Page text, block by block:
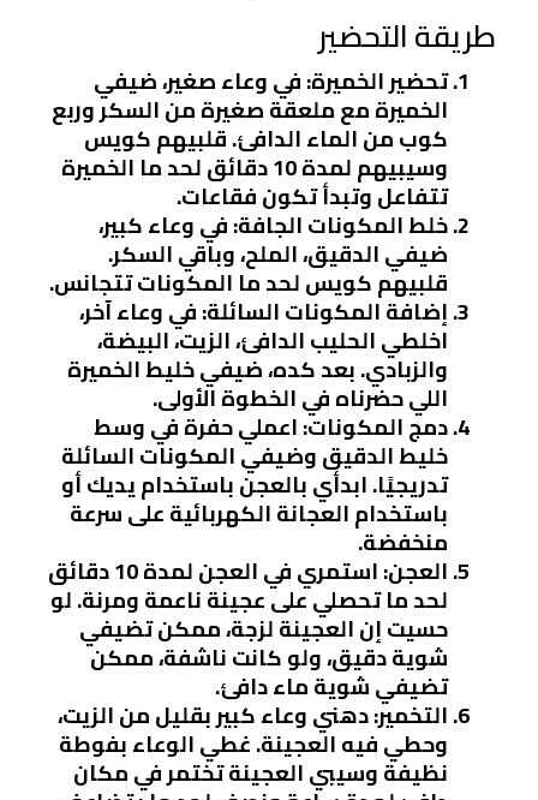
طريقة التحضير
تحضير الخميرة: في وعاء صغير، ضيفي
الخميرة مع ملعقة صغيرة من السكر وربع
كوب من الماء الدافئ. قلبيهم كويس
وسيبيهم لمدة 10 دقائق لحد ما الخميرة
تتفاعل وتبدأ تكون فقاعات.
خلط المكونات الجافة: في وعاء كبير،
ضيفي الدقيق، الملح، وباقي السكر.
قلبيهم كويس لحد ما المكونات تتجانس.
إضافة المكونات السائلة: في وعاء آخر،
اخلطي الحليب الدافئ، الزيت، البيضة،
والزبادي. بعد كده، ضيفي خليط الخميرة
اللي حضرناه في الخطوة الأولى.
دمج المكونات: اعملي حفرة في وسط
خليط الدقيق وضيفي المكونات السائلة
تدريجيًا. ابدأي بالعجن باستخدام يديك أو
باستخدام العجانة الكهربائية على سرعة
منخفضة.
العجن : استمري في العجن لمدة 10 دقائق
لحد ما تحصلي على عجينة ناعمة ومرنة. لو
حسيت إن العجينة لزجة، ممكن تضيفي
شوية دقيق، ولو كانت ناشفة، ممكن
تضيفي شوية ماء دافئ.
التخمير: دهني وعاء كبير بقليل من الزيت،
وحطي فيه العجينة. غطي الوعاء بفوطة
نظيفة وسيبي العجينة تختمر في مكان